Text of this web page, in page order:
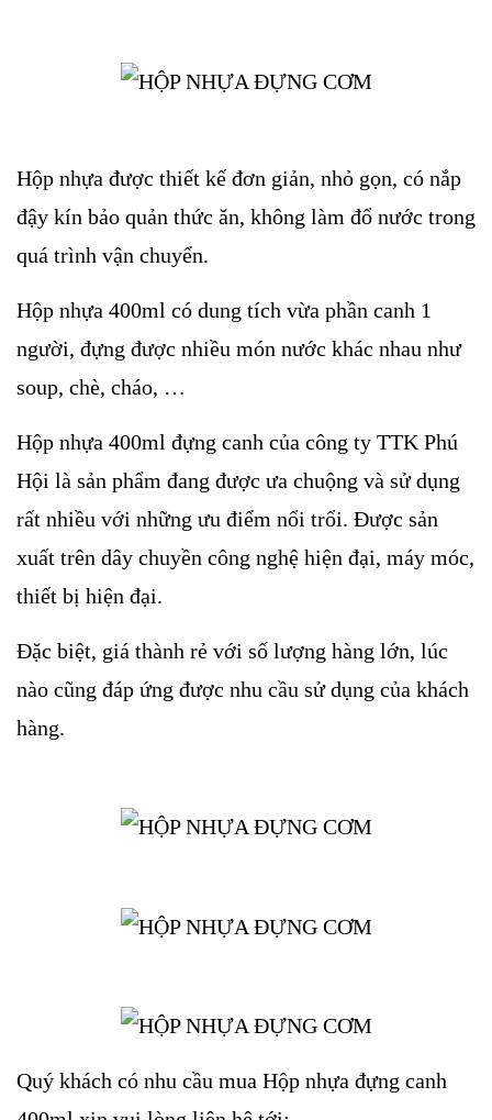
Hộp nhựa được thiết kế đơn giản, nhỏ gọn, có nắp
đậy kín bảo quản thức ăn, không làm đổ nước trong
quá trình vận chuyển.
Hộp nhựa 400ml có dung tích vừa phần canh 1
người, đựng được nhiều món nước khác nhau như
soup, chè, cháo, …
Hộp nhựa 400ml đựng canh của công ty TTK Phú
Hội là sản phẩm đang được ưa chuộng và sử dụng
rất nhiều với những ưu điểm nổi trổi. Được sản
xuất trên dây chuyền công nghệ hiện đại, máy móc,
thiết bị hiện đại.
Đặc biệt, giá thành rẻ với số lượng hàng lớn, lúc
nào cũng đáp ứng được nhu cầu sử dụng của khách
hàng.
Quý khách có nhu cầu mua Hộp nhựa đựng canh